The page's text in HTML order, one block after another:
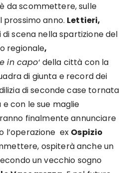
da scommettere, sulle
anno. Lettieri,
scena nella spartizione del
regionale,
in capo‘ della città con la
di giunta e record dei
di seconde case tornata
con le sue maglie
finalmente annunciare
l’operazione ex Ospizio
ospiterà anche un
un vecchio sogno